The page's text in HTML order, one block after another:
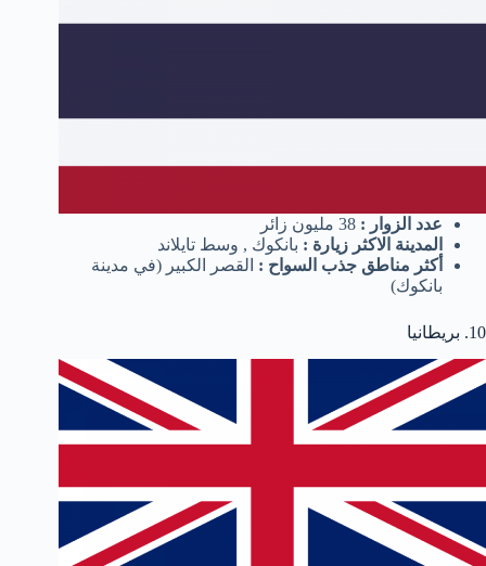
عدد الزوار :
المدينة الاكثر زيارة : بانكوك , وسط تايلاند
أكثر مناطق جذب السواح : القصر الكبير (في مدينة
بانكوك)
10. بريطانيا